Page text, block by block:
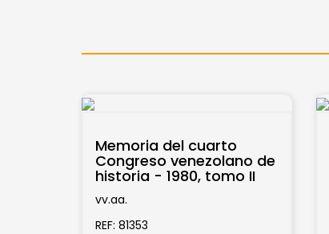
Memoria del cuarto
Congreso venezolano de
historia - 1980, tomo II
vv.aa.
REF: 81353